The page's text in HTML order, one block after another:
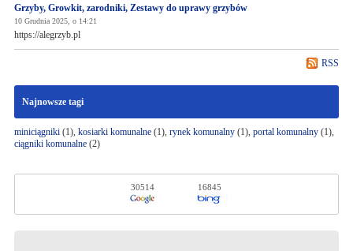
Grzyby, Growkit, zarodniki, Zestawy do uprawy grzybów
10 Grudnia 2025, o 14:21
https://alegrzyb.pl
RSS
Najnowsze tagi
miniciągniki(1), kosiarki komunalne(1), rynek komunalny(1), portal komunalny(1),
ciągniki komunalne(2)
30514 16845